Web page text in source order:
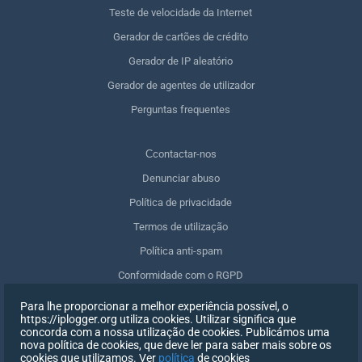
Teste de velocidade da Internet
Gerador de cartões de crédito
Gerador de IP aleatório
Gerador de agentes de utilizador
Perguntas frequentes
Сcontactar-nos
Denunciar abuso
Política de privacidade
Termos de utilização
Política anti-spam
Conformidade com o RGPD
Apagar os meus dados
Retirar o consentimento
Para lhe proporcionar a melhor experiência possível, o
https://iplogger.org utiliza cookies. Utilizar significa que
concorda com a nossa utilização de cookies. Publicámos uma
nova política de cookies, que deve ler para saber mais sobre os
cookies que utilizamos. Ver política de cookies